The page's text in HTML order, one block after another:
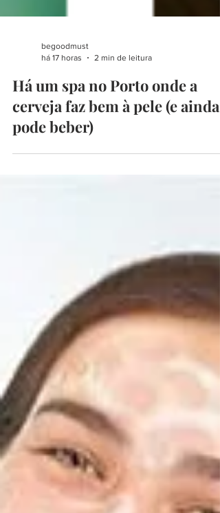
há 17 horas
2 min de leitura
Há um spa no Porto onde a
cerveja faz bem à pele (e ainda a
pode beber)